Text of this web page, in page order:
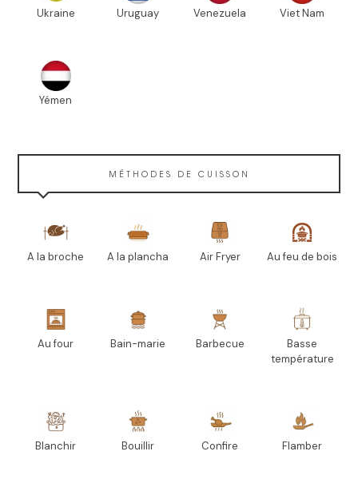
Ukraine Uruguay Venezuela Viet Nam
Yémen
MÉTHODES DE CUISSON
A la broche A la plancha Air Fryer Au feu de bois
Au four Bain-marie Barbecue
Basse
température
Blanchir Bouillir Confire Flamber